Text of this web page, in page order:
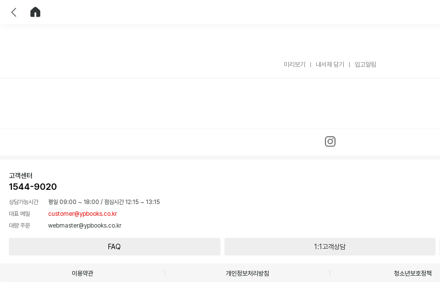
미리보기 내서재 담기 입고알림
고객센터
1544-9020
상담가능시간 평일 09:00 ~ 18:00 / 점심시간 12:15 ~ 13:15
대표 메일
customer@ypbooks.co.kr
대량 주문
webmaster@ypbooks.co.kr
FAQ 1:1고객상담
이용약관 개인정보처리방침 청소년보호정책